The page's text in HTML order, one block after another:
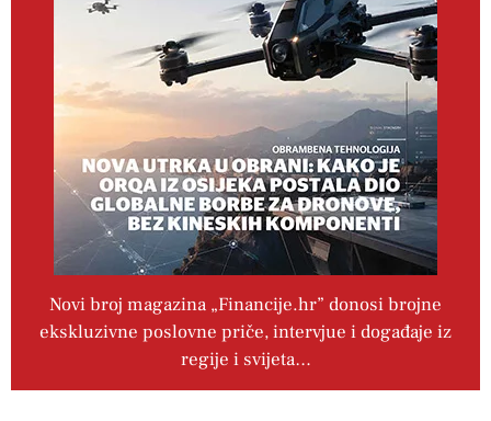
Novi broj magazina „Financije.hr” donosi brojne
ekskluzivne poslovne priče, intervjue i događaje iz
regije i svijeta…